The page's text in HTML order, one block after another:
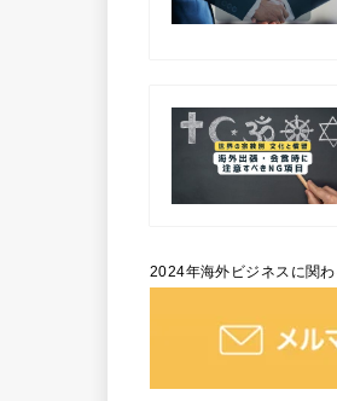
2024年海外ビジネスに関わ